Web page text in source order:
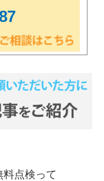
料点検って